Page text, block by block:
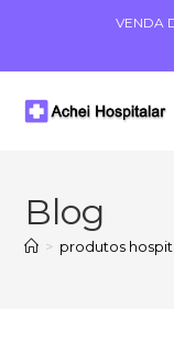
VENDA
Blog
> produtos